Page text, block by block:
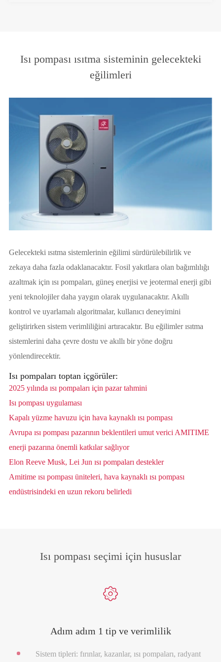
Isı pompası ısıtma sisteminin gelecekteki
eğilimleri
Gelecekteki ısıtma sistemlerinin eğilimi sürdürülebilirlik ve
zekaya daha fazla odaklanacaktır. Fosil yakıtlara olan bağımlılığı
azaltmak için ısı pompaları, güneş enerjisi ve jeotermal enerji gibi
yeni teknolojiler daha yaygın olarak uygulanacaktır. Akıllı
kontrol ve uyarlamalı algoritmalar, kullanıcı deneyimini
geliştirirken sistem verimliliğini artıracaktır. Bu eğilimler ısıtma
sistemlerini daha çevre dostu ve akıllı bir yöne doğru
yönlendirecektir.
Isı pompaları toptan içgörüler:
2025 yılında ısı pompaları için pazar tahmini
Isı pompası uygulaması
Kapalı yüzme havuzu için hava kaynaklı ısı pompası
Avrupa ısı pompası pazarının beklentileri umut verici AMITIME
enerji pazarına önemli katkılar sağlıyor
Elon Reeve Musk, Lei Jun ısı pompaları destekler
Amitime ısı pompası üniteleri, hava kaynaklı ısı pompası
endüstrisindeki en uzun rekoru belirledi
Isı pompası seçimi için hususlar

Adım adım 1 tip ve verimlilik
Sistem tipleri: fırınlar, kazanlar, ısı pompaları, radyant